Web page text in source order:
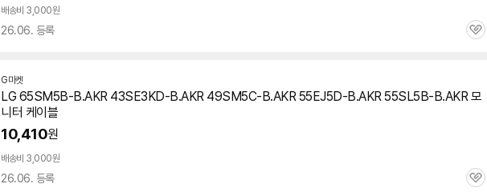
배송비 3,000원
26.06. 등록
관
G마켓
LG 65SM5B-B.AKR 43SE3KD-B.AKR 49SM5C-B.AKR 55EJ5D-B.AKR 55SL5B-B.AKR 모
니터 케이블
10,410원
배송비 3,000원
26.06. 등록
관